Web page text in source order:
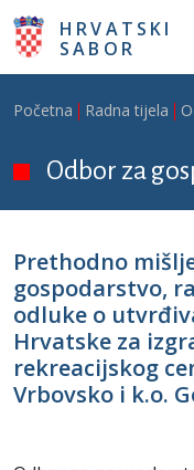
Skoči na glavni sadržaj
HRVATSKI
SABOR
Breadcrumb
Početna Radna tijela
Odbor za
Prethodno
gospodarstvo,
odluke o
Hrvatske za
rekreacijskog
Vrbovsko i k.o.